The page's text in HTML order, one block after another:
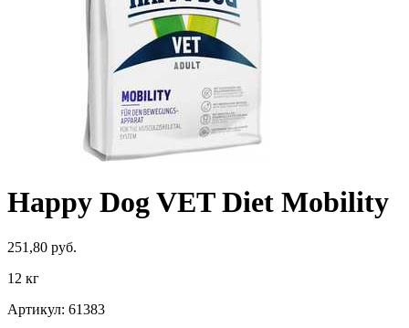
Happy Dog VET Diet Mobility
251,80 руб.
12 кг
Артикул: 61383